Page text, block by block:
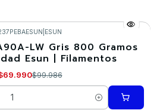
ESUN
LW Gris 800 Gramos
Esun | Filamentos
$99.986